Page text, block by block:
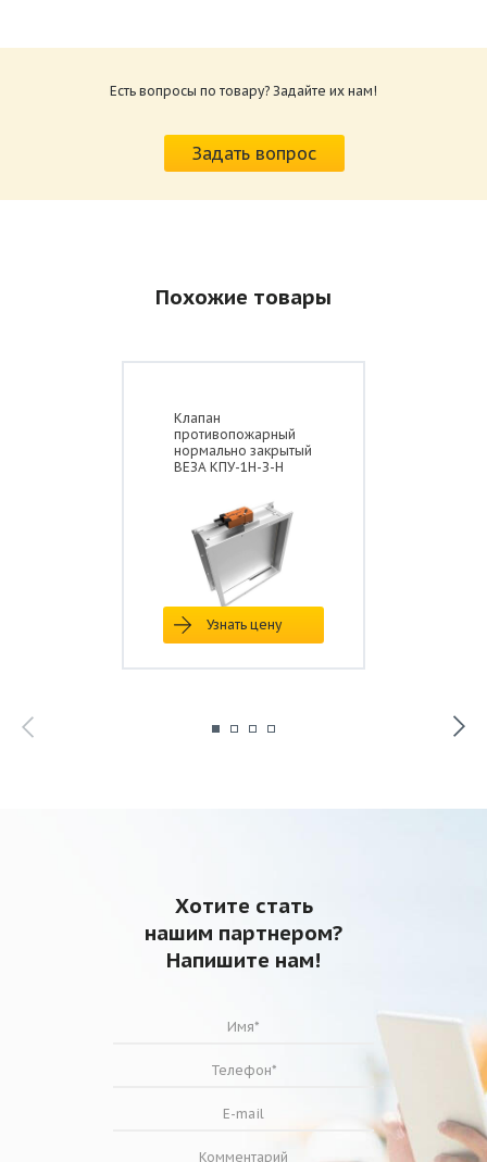
ВИНГС-М КЛОП-2.pdf
приводов КЛОП-2.pdf
Размер: 259.6 Кб
Есть вопросы по товару? Задайте их нам!
Задать вопрос
Похожие товары
Клапан
противопожарный
нормально закрытый
ВЕЗА КПУ-1Н-З-Н
Узнать цену
Хотите стать
нашим партнером?
Напишите нам!